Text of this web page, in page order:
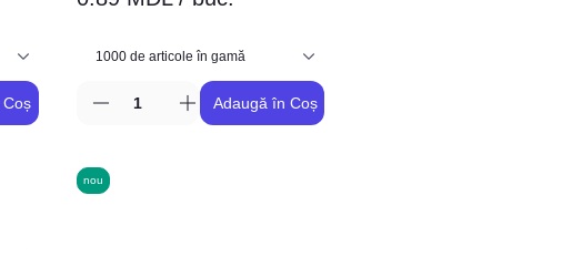
Adaugă în Coș
nou